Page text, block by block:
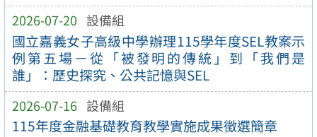
2026-07-20 設備組
國立嘉義女子高級中學辦理115學年度SEL教案示
例第五場－從「被發明的傳統」到「我們是
誰」：歷史探究、公共記憶與SEL
2026-07-16 設備組
115年度金融基礎教育教學實施成果徵選簡章